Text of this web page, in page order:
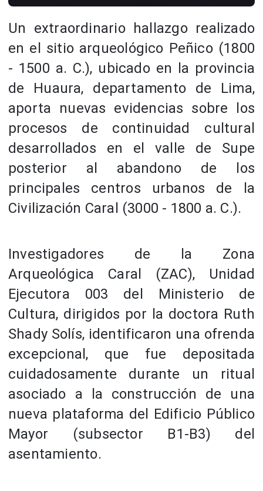
Un extraordinario hallazgo realizado
en el sitio arqueológico Peñico (1800
- 1500 a. C.), ubicado en la provincia
de Huaura, departamento de Lima,
aporta nuevas evidencias sobre los
procesos de continuidad cultural
desarrollados en el valle de Supe
posterior al abandono de los
principales centros urbanos de la
Civilización Caral (3000 - 1800 a. C.).
Investigadores de la Zona
Arqueológica Caral (ZAC), Unidad
Ejecutora 003 del Ministerio de
Cultura, dirigidos por la doctora Ruth
Shady Solís, identificaron una ofrenda
excepcional, que fue depositada
cuidadosamente durante un ritual
asociado a la construcción de una
nueva plataforma del Edificio Público
Mayor (subsector B1-B3) del
asentamiento.